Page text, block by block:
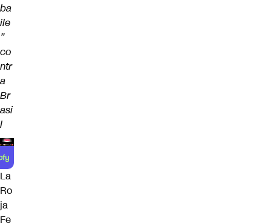
ba
ile
”
co
ntr
a
Br
asi
l
La
Ro
ja
Fe